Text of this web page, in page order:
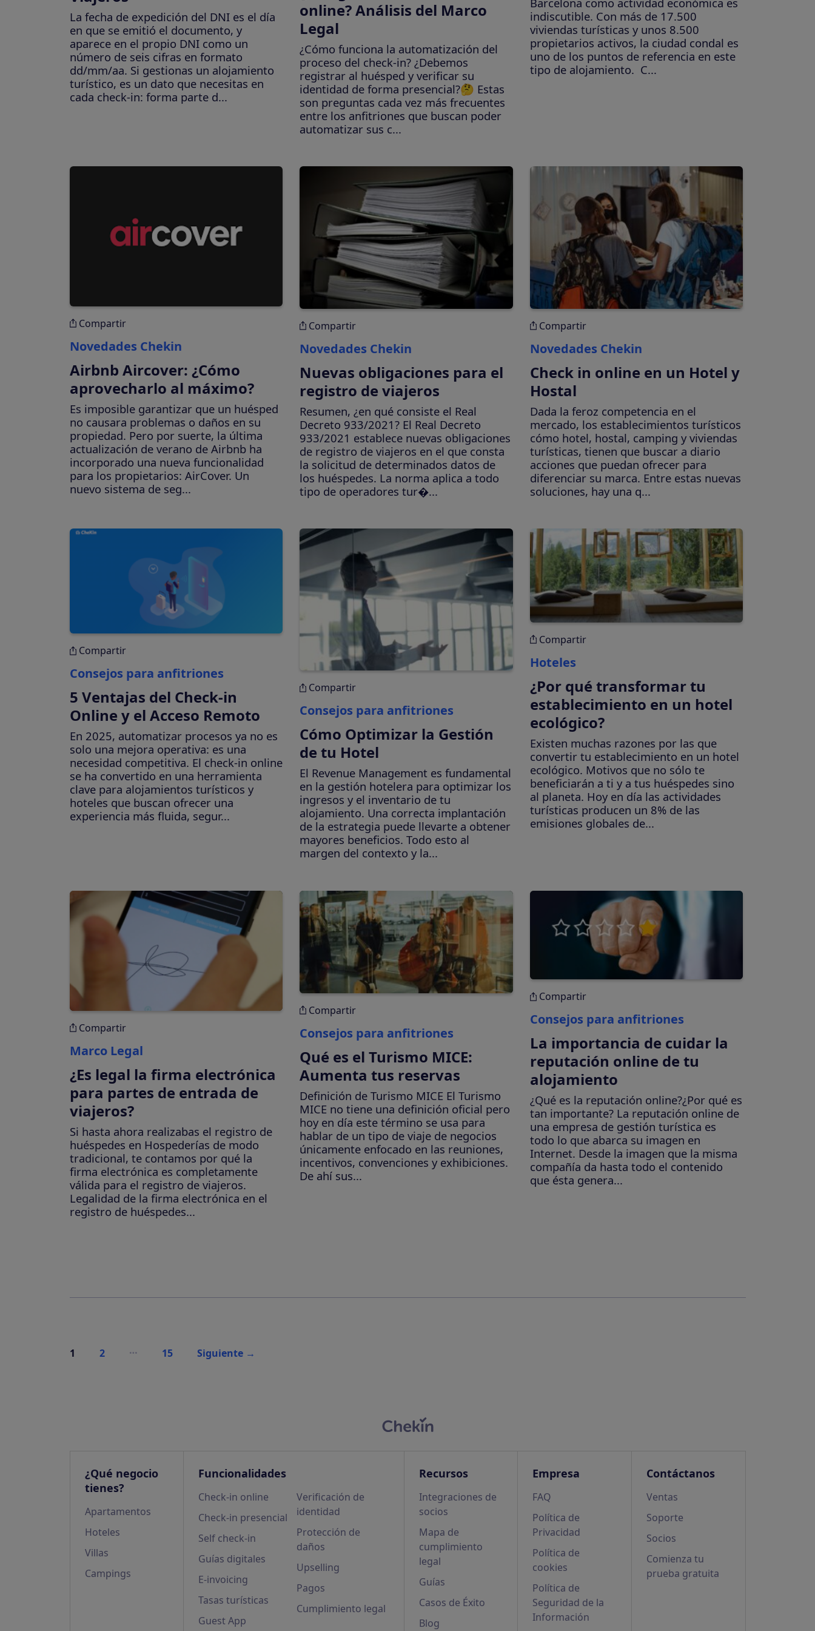
La fecha de expedición del DNI es el día
en que se emitió el documento, y
aparece en el propio DNI como un
número de seis cifras en formato
dd/mm/aa. Si gestionas un alojamiento
turístico, es un dato que necesitas en
cada check-in: forma parte d...
online? Análisis del Marco
Legal
¿Cómo funciona la automatización del
proceso del check-in? ¿Debemos
registrar al huésped y verificar su
identidad de forma presencial?🤔 Estas
son preguntas cada vez más frecuentes
entre los anfitriones que buscan poder
automatizar sus c...
indiscutible. Con más de 17.500
viviendas turísticas y unos 8.500
propietarios activos, la ciudad condal es
uno de los puntos de referencia en este
tipo de alojamiento. C...
Compartir
Novedades Chekin
Airbnb Aircover: ¿Cómo
aprovecharlo al máximo?
Es imposible garantizar que un huésped
no causara problemas o daños en su
propiedad. Pero por suerte, la última
actualización de verano de Airbnb ha
incorporado una nueva funcionalidad
para los propietarios: AirCover. Un
nuevo sistema de seg...
Compartir
Novedades Chekin
Nuevas obligaciones para el
registro de viajeros
Resumen, ¿en qué consiste el Real
Decreto 933/2021? El Real Decreto
933/2021 establece nuevas obligaciones
de registro de viajeros en el que consta
la solicitud de determinados datos de
los huéspedes. La norma aplica a todo
tipo de operadores tur�...
Compartir
Novedades Chekin
Check in online en un Hotel y
Hostal
Dada la feroz competencia en el
mercado, los establecimientos turísticos
cómo hotel, hostal, camping y viviendas
turísticas, tienen que buscar a diario
acciones que puedan ofrecer para
diferenciar su marca. Entre estas nuevas
soluciones, hay una q...
Compartir
Consejos para anfitriones
5 Ventajas del Check-in
Online y el Acceso Remoto
En 2025, automatizar procesos ya no es
solo una mejora operativa: es una
necesidad competitiva. El check-in online
se ha convertido en una herramienta
clave para alojamientos turísticos y
hoteles que buscan ofrecer una
experiencia más fluida, segur...
Compartir
Consejos para anfitriones
Cómo Optimizar la Gestión
de tu Hotel
El Revenue Management es fundamental
en la gestión hotelera para optimizar los
ingresos y el inventario de tu
alojamiento. Una correcta implantación
de la estrategia puede llevarte a obtener
mayores beneficios. Todo esto al
margen del contexto y la...
Compartir
Hoteles
¿Por qué transformar tu
establecimiento en un hotel
ecológico?
Existen muchas razones por las que
convertir tu establecimiento en un hotel
ecológico. Motivos que no sólo te
beneficiarán a ti y a tus huéspedes sino
al planeta. Hoy en día las actividades
turísticas producen un 8% de las
emisiones globales de...
Compartir
Marco Legal
¿Es legal la firma electrónica
para partes de entrada de
viajeros?
Si hasta ahora realizabas el registro de
huéspedes en Hospederías de modo
tradicional, te contamos por qué la
firma electrónica es completamente
válida para el registro de viajeros.
Legalidad de la firma electrónica en el
registro de huéspedes...
Compartir
Consejos para anfitriones
Qué es el Turismo MICE:
Aumenta tus reservas
Definición de Turismo MICE El Turismo
MICE no tiene una definición oficial pero
hoy en día este término se usa para
hablar de un tipo de viaje de negocios
únicamente enfocado en las reuniones,
incentivos, convenciones y exhibiciones.
De ahí sus...
Compartir
Consejos para anfitriones
La importancia de cuidar la
reputación online de tu
alojamiento
¿Qué es la reputación online?¿Por qué es
tan importante? La reputación online de
una empresa de gestión turística es
todo lo que abarca su imagen en
Internet. Desde la imagen que la misma
compañía da hasta todo el contenido
que ésta genera...
Paginación
1 2 … 15 Siguiente →
¿Qué negocio
tienes?
Apartamentos
Hoteles
Villas
Campings
Funcionalidades
Check-in online
Check-in presencial
Self check-in
Guías digitales
E-invoicing
Tasas turísticas
Guest App
Verificación de
identidad
Protección de
daños
Upselling
Pagos
Cumplimiento legal
Recursos
Integraciones de
socios
Mapa de
cumplimiento
legal
Guías
Casos de Éxito
Blog
Empresa
FAQ
Política de
Privacidad
Política de
cookies
Política de
Seguridad de la
Información
Contáctanos
Ventas
Soporte
Socios
Comienza tu
prueba gratuita